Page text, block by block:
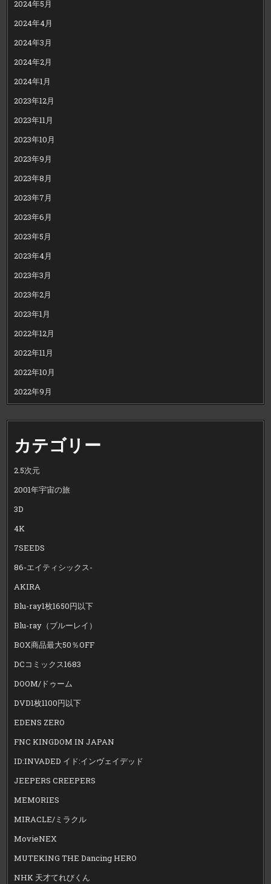
2024年5月
2024年4月
2024年3月
2024年2月
2024年1月
2023年12月
2023年11月
2023年10月
2023年9月
2023年8月
2023年7月
2023年6月
2023年5月
2023年4月
2023年3月
2023年2月
2023年1月
2022年12月
2022年11月
2022年10月
2022年9月
カテゴリー
2.5次元
2001年宇宙の旅
3D
4K
7SEEDS
86-エイティシックス-
AKIRA
Blu-ray1枚1650円以下
Blu-ray（ブルーレイ）
BOX商品最大50％OFF
DCコミックス1683
DOOM/ドゥーム
DVD1枚1100円以下
EDENS ZERO
FNC KINGDOM IN JAPAN
ID:INVADED イド:インヴェイデッド
JEEPERS CREEPERS
MEMORIES
MIRACLE/ミラクル
MovieNEX
MUTEKING THE Dancing HERO
NHK 天才てれびくん